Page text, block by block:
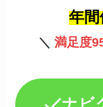
年間
＼ 満足度